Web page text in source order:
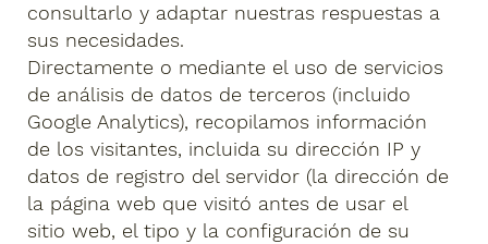
consultarlo y adaptar nuestras respuestas a
sus necesidades.
Directamente o mediante el uso de servicios
de análisis de datos de terceros (incluido
Google Analytics), recopilamos información
de los visitantes, incluida su dirección IP y
datos de registro del servidor (la dirección de
la página web que visitó antes de usar el
sitio web, el tipo y la configuración de su